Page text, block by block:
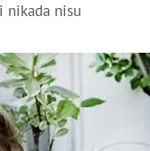
nikada nisu